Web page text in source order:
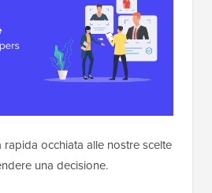
rapida occhiata alle nostre scelte
una decisione.